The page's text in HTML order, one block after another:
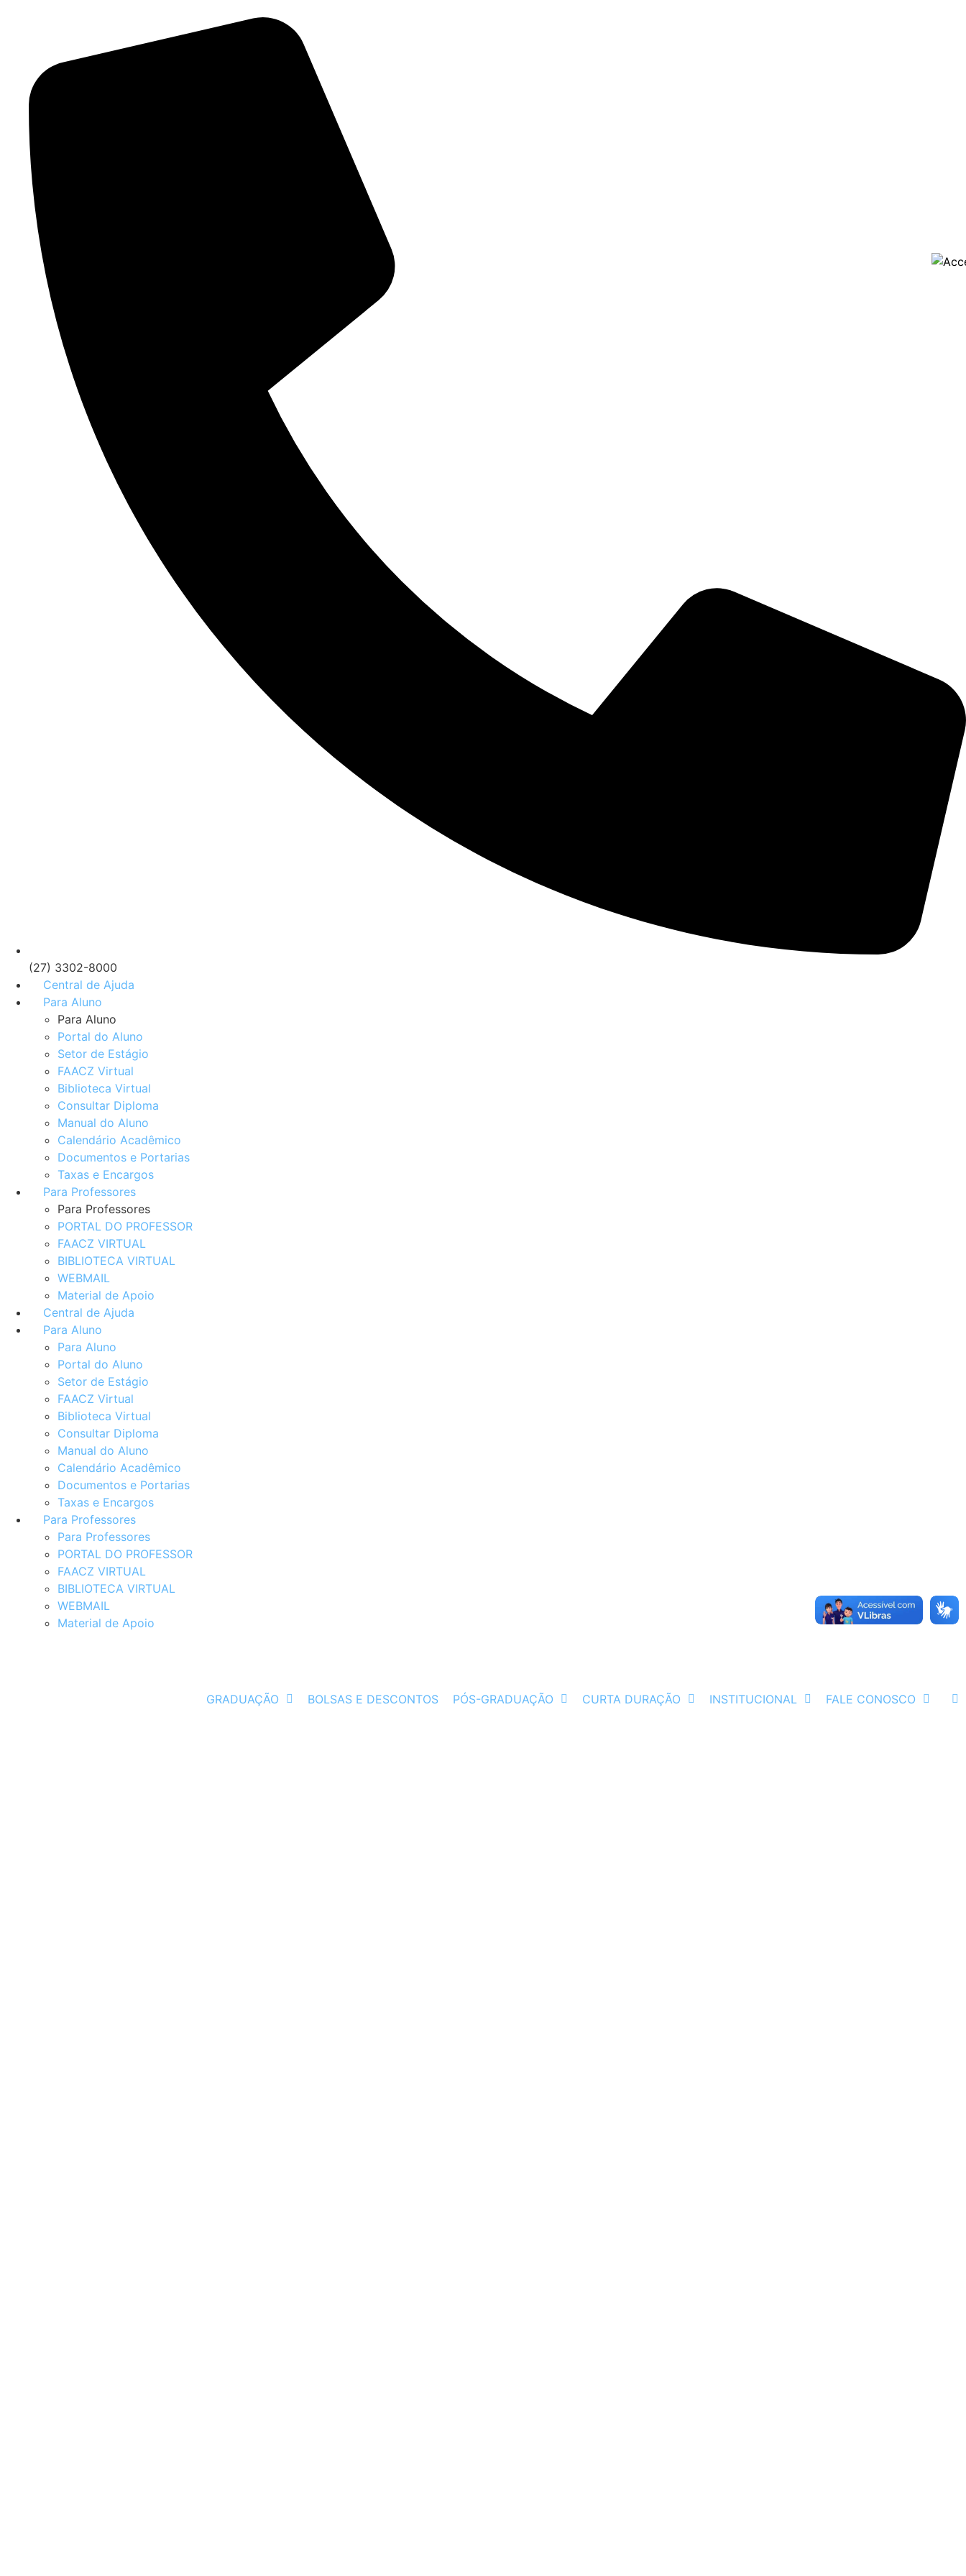
(27) 3302-8000
Central de Ajuda
Para Aluno
Para Aluno
Portal do Aluno
Setor de Estágio
FAACZ Virtual
Biblioteca Virtual
Consultar Diploma
Manual do Aluno
Calendário Acadêmico
Documentos e Portarias
Taxas e Encargos
Para Professores
Para Professores
PORTAL DO PROFESSOR
FAACZ VIRTUAL
BIBLIOTECA VIRTUAL
WEBMAIL
Material de Apoio
Central de Ajuda
Para Aluno
Para Aluno
Portal do Aluno
Setor de Estágio
FAACZ Virtual
Biblioteca Virtual
Consultar Diploma
Manual do Aluno
Calendário Acadêmico
Documentos e Portarias
Taxas e Encargos
Para Professores
Para Professores
PORTAL DO PROFESSOR
FAACZ VIRTUAL
BIBLIOTECA VIRTUAL
WEBMAIL
Material de Apoio
GRADUAÇÃO BOLSAS E DESCONTOS PÓS-GRADUAÇÃO CURTA DURAÇÃO INSTITUCIONAL FALE CONOSCO